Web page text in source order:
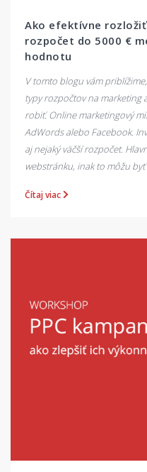
Ako efektívne
rozpočet do 5000 €
hodnotu
V tomto blogu vám
typy rozpočtov na marketing
robiť. Online marketingový
AdWords alebo Facebook.
aj nejaký väčší rozpočet.
webstránku, inak to môžu
Čítaj viac